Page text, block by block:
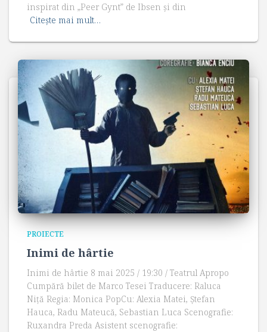
inspirat din „Peer Gynt” de Ibsen și din
Citește mai mult…
PROIECTE
Inimi de hârtie
Inimi de hârtie 8 mai 2025 / 19:30 / Teatrul Apropo
Cumpără bilet de Marco Tesei Traducere: Raluca
Niță Regia: Monica PopCu: Alexia Matei, Ștefan
Hauca, Radu Mateucă, Sebastian Luca Scenografie:
Ruxandra Preda Asistent scenografie: